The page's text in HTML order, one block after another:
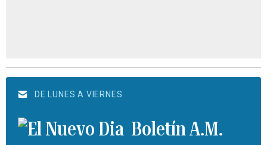
DE LUNES A VIERNES
Boletín A.M.